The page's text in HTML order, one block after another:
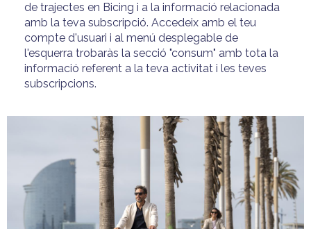
de trajectes en Bicing i a la informació relacionada
amb la teva subscripció. Accedeix amb el teu
compte d'usuari i al menú desplegable de
l'esquerra trobaràs la secció "consum" amb tota la
informació referent a la teva activitat i les teves
subscripcions.